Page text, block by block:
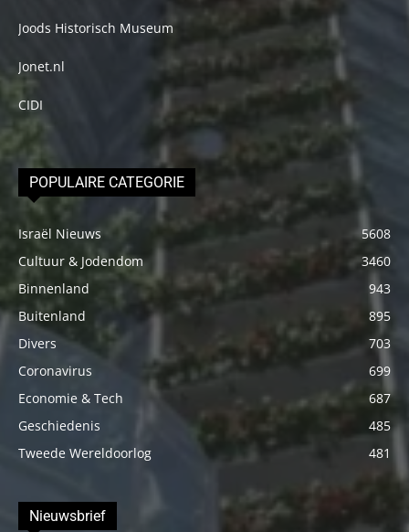
Joods Historisch Museum
Jonet.nl
CIDI
POPULAIRE CATEGORIE
Israël Nieuws
5608
Cultuur & Jodendom
3460
Binnenland
943
Buitenland
895
Divers
703
Coronavirus
699
Economie & Tech
687
Geschiedenis
485
Tweede Wereldoorlog
481
Nieuwsbrief